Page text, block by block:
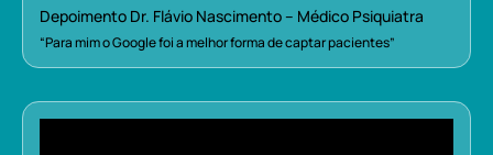
Depoimento Dr. Flávio Nascimento – Médico Psiquiatra
“Para mim o Google foi a melhor forma de captar pacientes”